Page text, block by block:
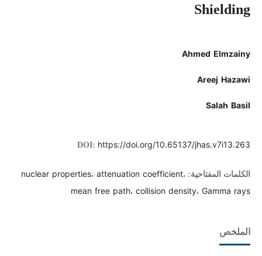
Shielding
Ahmed Elmzainy
Areej Hazawi
Salah Basil
DOI: https://doi.org/10.65137/jhas.v7i13.263
الكلمات المفتاحية: nuclear properties، attenuation coefficient،
mean free path، collision density، Gamma rays
الملخص